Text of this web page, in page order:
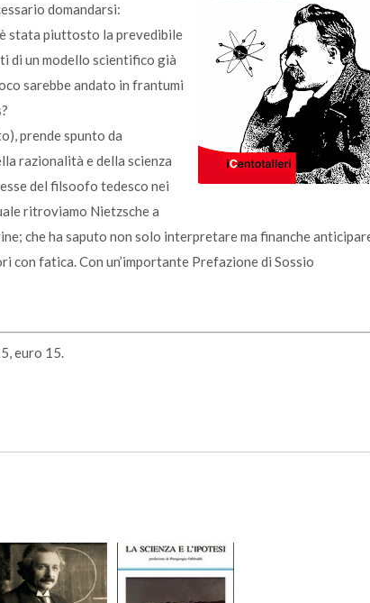
domandarsi:
stata piuttosto la prevedibile
di un modello scientifico già
sarebbe andato in frantumi
prende spunto da
razionalità e della scienza
del filsoofo tedesco nei
ritroviamo Nietzsche a
che ha saputo non solo interpretare ma finanche
fatica. Con un’importante Prefazione di Sossio
euro 15.